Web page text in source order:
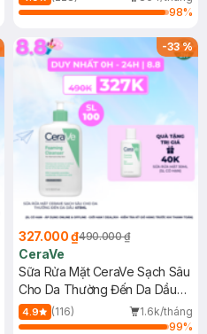
98%
-33%
327.000 ₫490.000 ₫
CeraVe
Sữa Rửa Mặt CeraVe Sạch Sâu
Cho Da Thường Đến Da Dầu
473ml
4.9 (116)
1.6k/tháng
99%